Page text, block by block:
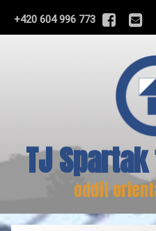
Program
Pro školy
Tréninková příprava
TJ
oddíl
Tel:
+420 604 996 773 Facebook
E-